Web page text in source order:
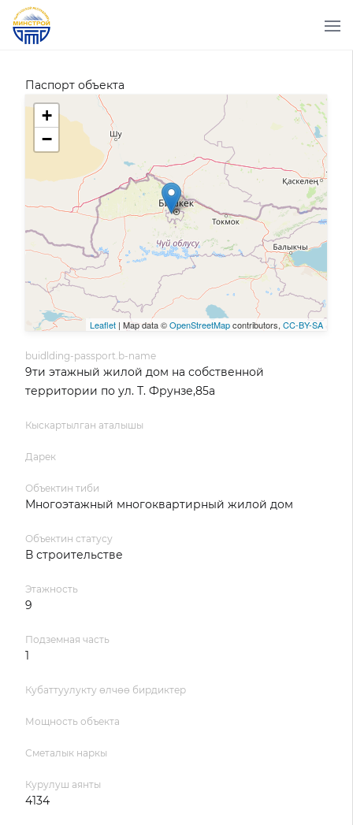
Паспорт объекта
+
−
Leaflet | Map data ©OpenStreetMapcontributors, CC-BY-SA
buidlding-passport.b-name
9ти этажный жилой дом на собственной
территории по ул. Т. Фрунзе,85а
Кыскартылган аталышы
Дарек
Объектин тиби
Многоэтажный многоквартирный жилой дом
Объектин статусу
В строительстве
Этажность
9
Подземная часть
1
Кубаттуулукту өлчөө бирдиктер
Мощность объекта
Сметалык наркы
Курулуш аянты
4134